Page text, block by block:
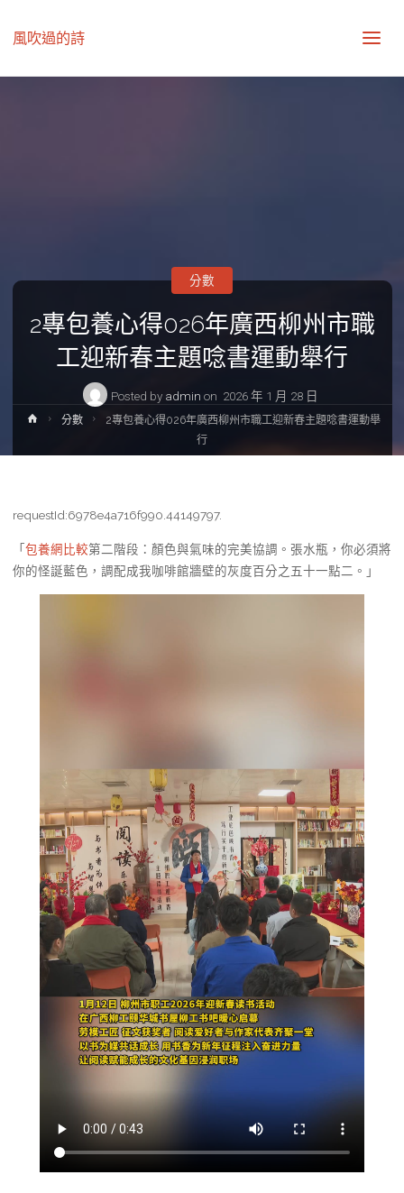
風吹過的詩
2專包養心得026年廣西柳州市職
工迎新春主題唸書運動舉行
Posted by admin on 2026 年 1 月 28 日
分數
Home分數
2專包養心得026年廣西柳州市職工迎新春主題唸書運動舉
行
requestId:6978e4a716f990.44149797.
「包養網比較第二階段：顏色與氣味的完美協調。張水瓶，你必須將
你的怪誕藍色，調配成我咖啡館牆壁的灰度百分之五十一點二。」